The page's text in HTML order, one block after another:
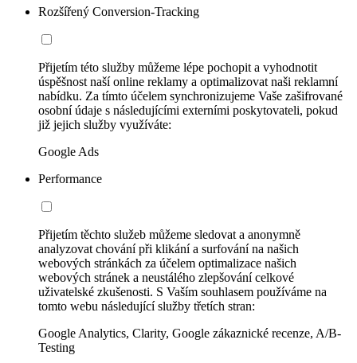
Rozšířený Conversion-Tracking
Přijetím této služby můžeme lépe pochopit a vyhodnotit
úspěšnost naší online reklamy a optimalizovat naši reklamní
nabídku. Za tímto účelem synchronizujeme Vaše zašifrované
osobní údaje s následujícími externími poskytovateli, pokud
již jejich služby využíváte:
Google Ads
Performance
Přijetím těchto služeb můžeme sledovat a anonymně
analyzovat chování při klikání a surfování na našich
webových stránkách za účelem optimalizace našich
webových stránek a neustálého zlepšování celkové
uživatelské zkušenosti. S Vaším souhlasem používáme na
tomto webu následující služby třetích stran:
Google Analytics, Clarity, Google zákaznické recenze, A/B-
Testing